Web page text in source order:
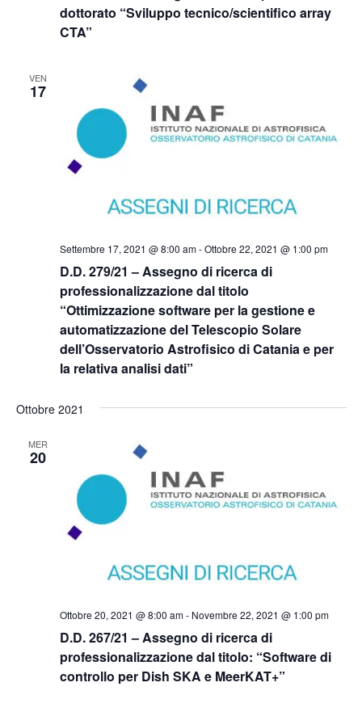
dottorato “Sviluppo tecnico/scientifico array
CTA”
VEN
17
D.D. 279/21 – Assegno di ricerca di
professionalizzazione dal titolo
“Ottimizzazione software per la gestione e
automatizzazione del Telescopio Solare
dell’Osservatorio Astrofisico di Catania e per
la relativa analisi dati”
Settembre 17, 2021 @ 8:00 am-Ottobre 22, 2021 @ 1:00 pm
Ottobre 2021
MER
20
D.D. 267/21 – Assegno di ricerca di
professionalizzazione dal titolo: “Software di
controllo per Dish SKA e MeerKAT+”
Ottobre 20, 2021 @ 8:00 am- Novembre 22, 2021 @ 1:00 pm